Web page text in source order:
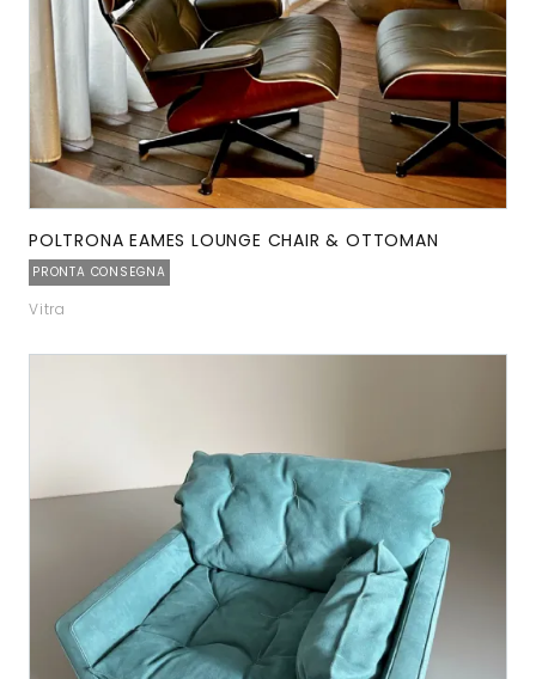
POLTRONA EAMES LOUNGE CHAIR & OTTOMAN
PRONTA CONSEGNA
Vitra